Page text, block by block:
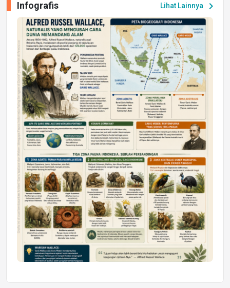
Peluang Kerja dan Magang
Jumat, 17 Jul 2026 22:30
DAERAH
Astra Motor Kalimantan Timur 2 Dukung
Mahasiswa Samarinda dalam Astra
Honda SDGs Future Leaders 2026
Jumat, 10 Jul 2026 19:01
Lihat Lainnya chevron_right
Infografis